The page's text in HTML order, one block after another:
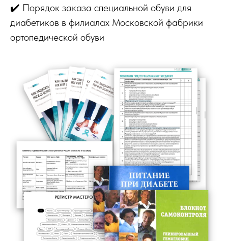
✔️ Порядок заказа специальной обуви для
диабетиков в филиалах Московской фабрики
ортопедической обуви